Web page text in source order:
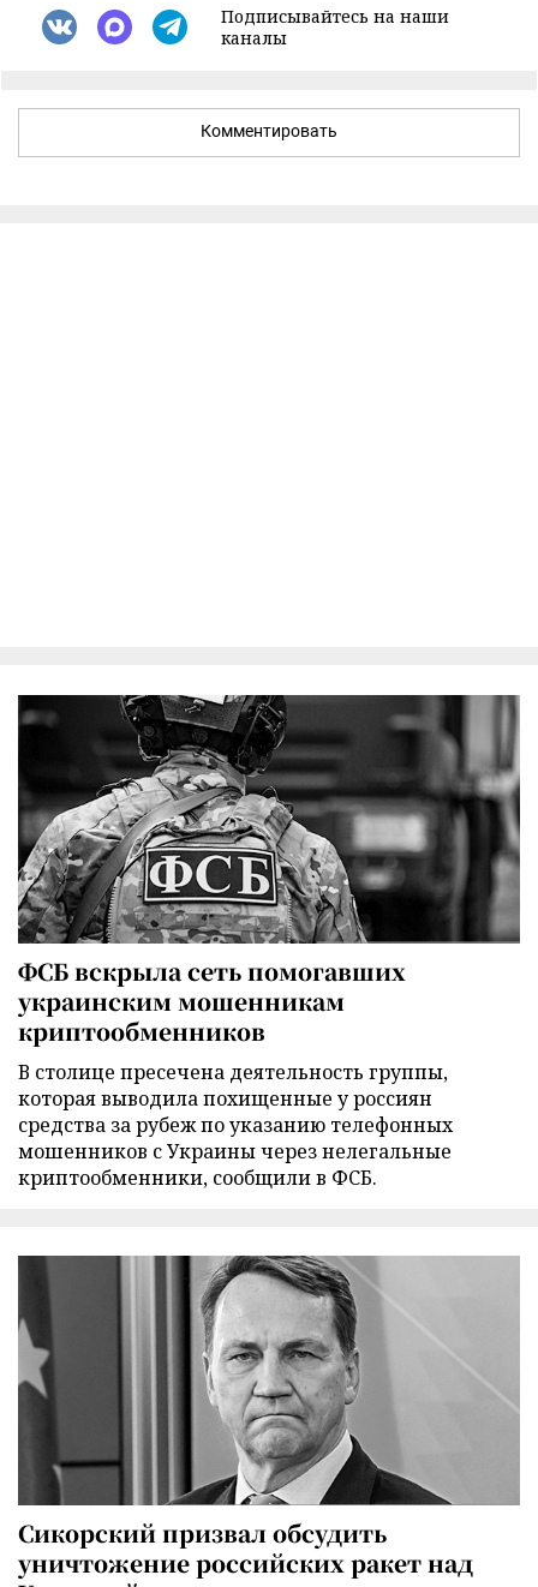
Подписывайтесь на наши
каналы
Комментировать
ФСБ вскрыла сеть помогавших
украинским мошенникам
криптообменников
В столице пресечена деятельность группы,
которая выводила похищенные у россиян
средства за рубеж по указанию телефонных
мошенников с Украины через нелегальные
криптообменники, сообщили в ФСБ.
Сикорский призвал обсудить
уничтожение российских ракет над